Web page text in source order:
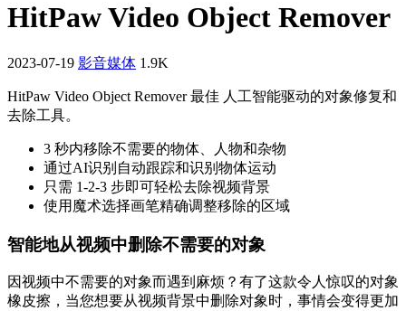
HitPaw Video Object Remover
2023-07-19 影音媒体 1.9K
HitPaw Video Object Remover 最佳 人工智能驱动的对象修复和
去除工具。
3 秒内移除不需要的物体、人物和杂物
通过AI识别自动跟踪和识别物体运动
只需 1-2-3 步即可轻松去除视频背景
使用魔术选择画笔精确调整移除的区域
智能地从视频中删除不需要的对象
因视频中不需要的对象而遇到麻烦？有了这款令人惊叹的对象
橡皮擦，当您想要从视频背景中删除对象时，事情会变得更加